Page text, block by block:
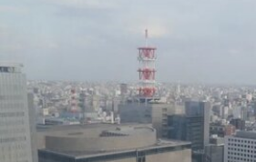
该机构由律师尚蒂·坎迪亚（
私募股权投资人布拉马尔·瓦苏德
Vasudevan）共同创立，并由
马来西亚非营利组织Creador
营。